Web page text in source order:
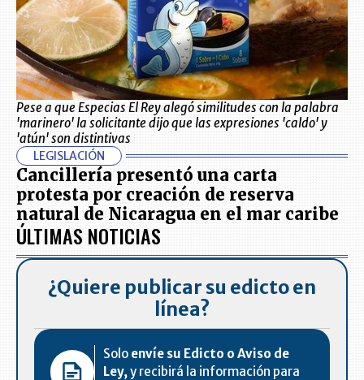
Pese a que Especias El Rey alegó similitudes con la palabra
'marinero' la solicitante dijo que las expresiones 'caldo' y
'atún' son distintivas
LEGISLACIÓN
Cancillería presentó una carta
protesta por creación de reserva
natural de Nicaragua en el mar caribe
ÚLTIMAS NOTICIAS
¿Quiere publicar su edicto en
línea?
Solo envíe su Edicto o Aviso de
Ley,y recibirá la información para